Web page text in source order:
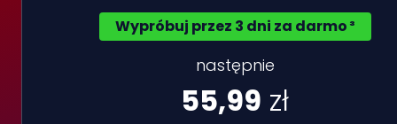
Wypróbuj przez 3 dni za darmo ³
następnie
55,99 zł